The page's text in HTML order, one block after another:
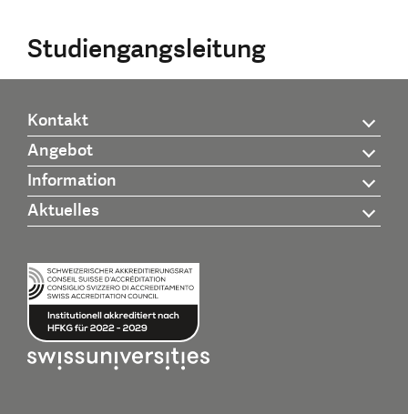
Studiengangsleitung
Kontakt
Angebot
Information
Aktuelles